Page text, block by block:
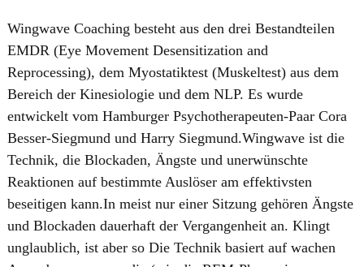
Wingwave Coaching besteht aus den drei Bestandteilen
EMDR (Eye Movement Desensitization and
Reprocessing), dem Myostatiktest (Muskeltest) aus dem
Bereich der Kinesiologie und dem NLP. Es wurde
entwickelt vom Hamburger Psychotherapeuten-Paar Cora
Besser-Siegmund und Harry Siegmund.Wingwave ist die
Technik, die Blockaden, Ängste und unerwünschte
Reaktionen auf bestimmte Auslöser am effektivsten
beseitigen kann.In meist nur einer Sitzung gehören Ängste
und Blockaden dauerhaft der Vergangenheit an. Klingt
unglaublich, ist aber so Die Technik basiert auf wachen